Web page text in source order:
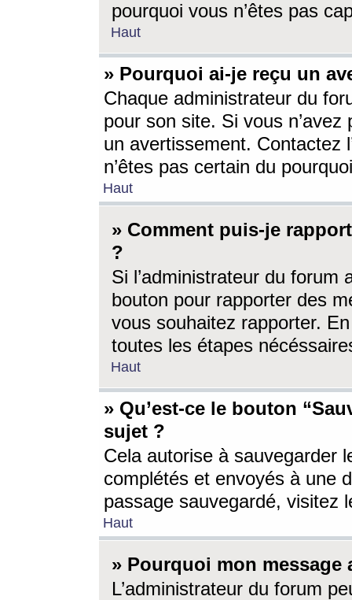
pourquoi vous n’êtes pas
Haut
» Pourquoi ai-je reçu un
Chaque administrateur du
pour son site. Si vous
un avertissement. Contactez
n’êtes pas certain du
Haut
» Comment puis-je
?
Si l’administrateur du forum
bouton pour rapporter des
vous souhaitez rapporter.
toutes les étapes
Haut
» Qu’est-ce le bouton
sujet ?
Cela autorise à sauvegarder
complétés et envoyés à une
passage sauvegardé, visitez
Haut
» Pourquoi mon message
L’administrateur du forum